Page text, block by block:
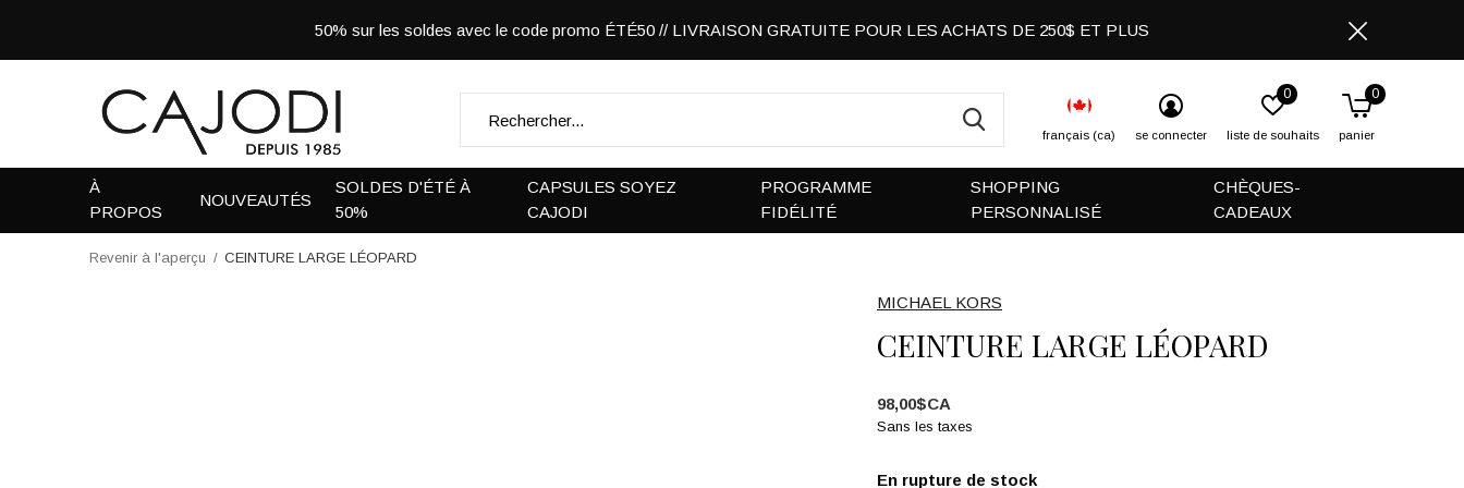
À
PROPOS
NOUVEAUTÉS
SOLDES D'ÉTÉ À
50%
CAPSULES SOYEZ
CAJODI
PROGRAMME
FIDÉLITÉ
SHOPPING
PERSONNALISÉ
CHÈQUES-
CADEAUX
français (ca) se connecter liste de souhaits
0
panier
0
50% sur les soldes avec le code promo ÉTÉ50 // LIVRAISON GRATUITE POUR LES ACHATS DE 250$ ET PLUS
Revenir à l'aperçu CEINTURE LARGE LÉOPARD
MICHAEL KORS
CEINTURE LARGE LÉOPARD
98,00$CA
Sans les taxes
En rupture de stock